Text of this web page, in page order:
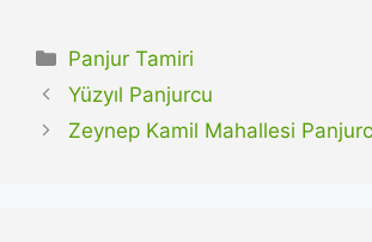
Kategoriler
Panjur Tamiri
Yüzyıl Panjurcu
Zeynep Kamil Mahallesi